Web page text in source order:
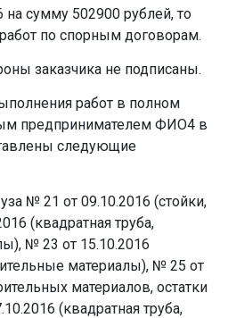
на сумму 502900 рублей, то
по спорным договорам.
заказчика не подписаны.
работ в полном
предпринимателем ФИО4 в
следующие
№ 21 от 09.10.2016 (стойки,
(квадратная труба,
№ 23 от 15.10.2016
материалы), № 25 от
материалов, остатки
(квадратная труба,